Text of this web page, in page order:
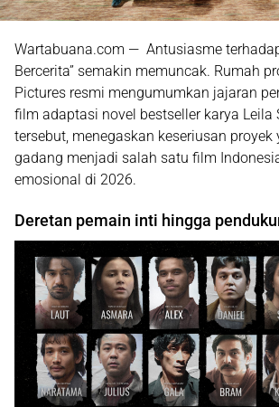
Wartabuana.com — Antusiasme
Bercerita” semakin memuncak. Rumah
Pictures resmi mengumumkan jajaran
film adaptasi novel bestseller karya Leila
tersebut, menegaskan keseriusan
gadang menjadi salah satu film
emosional di 2026.
Deretan pemain inti hingga